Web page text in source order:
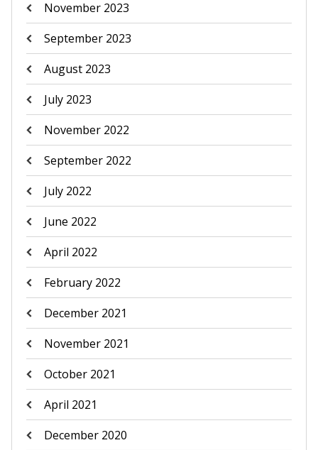
November 2023
September 2023
August 2023
July 2023
November 2022
September 2022
July 2022
June 2022
April 2022
February 2022
December 2021
November 2021
October 2021
April 2021
December 2020